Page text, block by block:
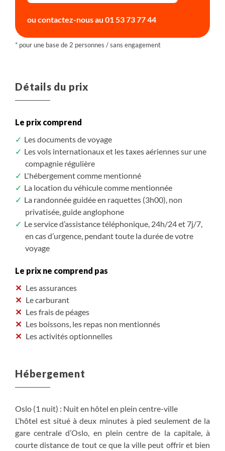
ou contactez-nous au 01 53 73 77 44
Détails du prix
Le prix comprend
Les documents de voyage
Les vols internationaux et les taxes aériennes sur une
compagnie régulière
L'hébergement comme mentionné
La location du véhicule comme mentionnée
La randonnée guidée en raquettes (3h00), non
privatisée, guide anglophone
Le service d’assistance téléphonique, 24h/24 et 7j/7,
en cas d’urgence, pendant toute la durée de votre
voyage
Le prix ne comprend pas
Les assurances
Le carburant
Les frais de péages
Les boissons, les repas non mentionnés
Les activités optionnelles
Hébergement
Oslo (1 nuit) : Nuit en hôtel en plein centre-ville
L’hôtel est situé à deux minutes à pied seulement de la
gare centrale d’Oslo, en plein centre de la capitale, à
courte distance de tout ce que la ville peut offrir et bien